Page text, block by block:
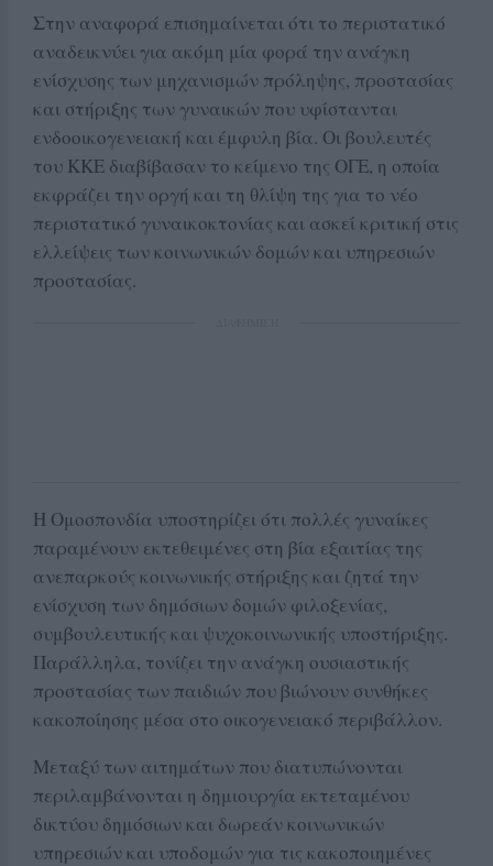
Στην αναφορά επισημαίνεται ότι το περιστατικό
αναδεικνύει για ακόμη μία φορά την ανάγκη
ενίσχυσης των μηχανισμών πρόληψης, προστασίας
και στήριξης των γυναικών που υφίστανται
ενδοοικογενειακή και έμφυλη βία. Οι βουλευτές
του ΚΚΕ διαβίβασαν το κείμενο της ΟΓΕ, η οποία
εκφράζει την οργή και τη θλίψη της για το νέο
περιστατικό γυναικοκτονίας και ασκεί κριτική στις
ελλείψεις των κοινωνικών δομών και υπηρεσιών
προστασίας.
Η Ομοσπονδία υποστηρίζει ότι πολλές γυναίκες
παραμένουν εκτεθειμένες στη βία εξαιτίας της
ανεπαρκούς κοινωνικής στήριξης και ζητά την
ενίσχυση των δημόσιων δομών φιλοξενίας,
συμβουλευτικής και ψυχοκοινωνικής υποστήριξης.
Παράλληλα, τονίζει την ανάγκη ουσιαστικής
προστασίας των παιδιών που βιώνουν συνθήκες
κακοποίησης μέσα στο οικογενειακό περιβάλλον.
Μεταξύ των αιτημάτων που διατυπώνονται
περιλαμβάνονται η δημιουργία εκτεταμένου
δικτύου δημόσιων και δωρεάν κοινωνικών
υπηρεσιών και υποδομών για τις κακοποιημένες